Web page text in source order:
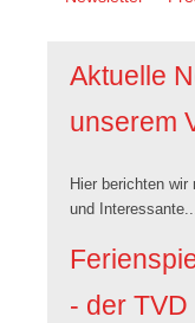
Aktuelle
unserem
Hier berichten
und
- der